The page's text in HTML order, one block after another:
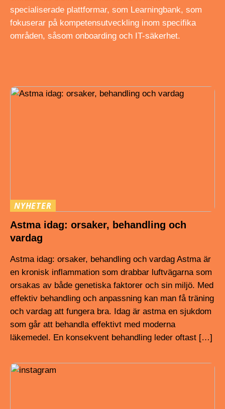
specialiserade plattformar, som Learningbank, som
fokuserar på kompetensutveckling inom specifika
områden, såsom onboarding och IT-säkerhet.
NYHETER
Astma idag: orsaker, behandling och
vardag
Astma idag: orsaker, behandling och vardag Astma är
en kronisk inflammation som drabbar luftvägarna som
orsakas av både genetiska faktorer och sin miljö. Med
effektiv behandling och anpassning kan man få träning
och vardag att fungera bra. Idag är astma en sjukdom
som går att behandla effektivt med moderna
läkemedel. En konsekvent behandling leder oftast […]